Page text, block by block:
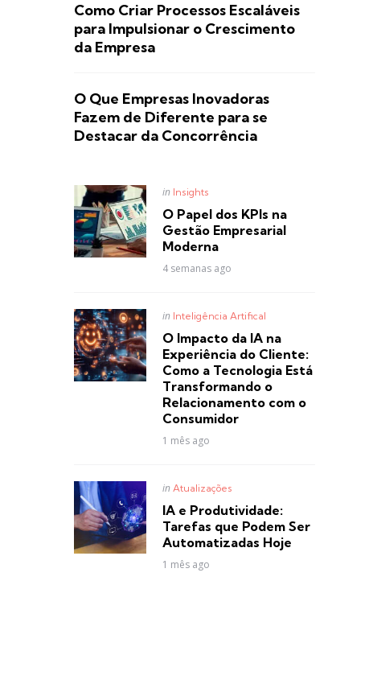
Como Criar Processos Escaláveis
para Impulsionar o Crescimento
da Empresa
O Que Empresas Inovadoras
Fazem de Diferente para se
Destacar da Concorrência
Posted
in Insights
O Papel dos KPIs na
Gestão Empresarial
Moderna
4 semanas ago
Posted
in Inteligência Artifical
O Impacto da IA na
Experiência do Cliente:
Como a Tecnologia Está
Transformando o
Relacionamento com o
Consumidor
1 mês ago
Posted
in Atualizações
IA e Produtividade:
Tarefas que Podem Ser
Automatizadas Hoje
1 mês ago